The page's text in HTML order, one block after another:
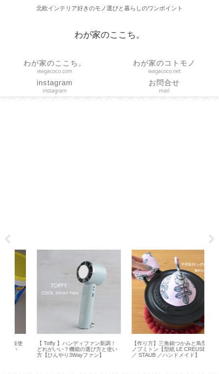
北欧インテリア好きのモノ選びと暮らしのワンポイント
わが家のここち。
わが家のここち。
wagacoco.com
わが家のコトモノ
wagacoco.net
instagram
instagram
お問合せ
mail
【 Toffy 】ハンディファン新調！
どれがいい？機能の選び方と使い
方【ひんやり3Wayファン】
【作り方】三角鍋つかみと鳥型の
ノブミトン【型紙 LE CREUSET
／ STAUB ／ハンドメイド】